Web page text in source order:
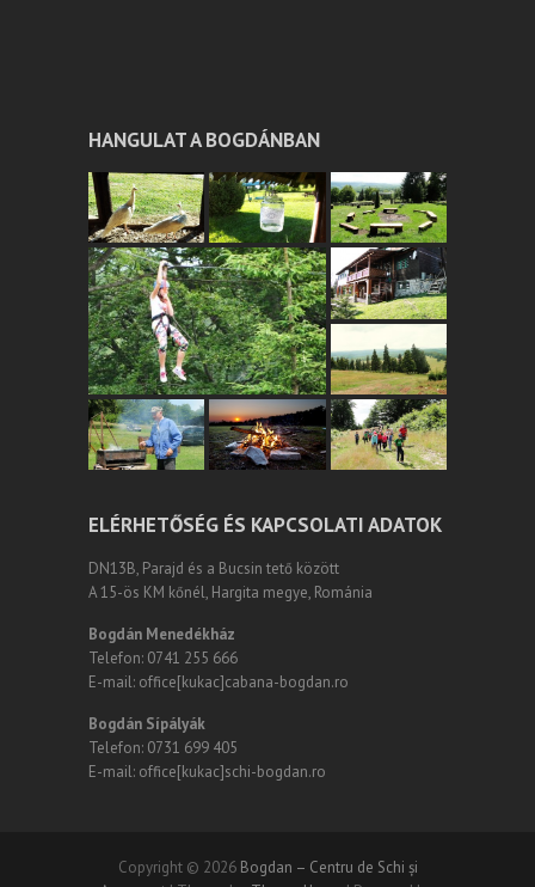
HANGULAT A BOGDÁNBAN
ELÉRHETŐSÉG ÉS KAPCSOLATI ADATOK
DN13B, Parajd és a Bucsin tető között
A 15-ös KM kőnél, Hargita megye, Románia
Bogdán Menedékház
Telefon: 0741 255 666
E-mail: office[kukac]cabana-bogdan.ro
Bogdán Sípályák
Telefon: 0731 699 405
E-mail: office[kukac]schi-bogdan.ro
Copyright © 2026 Bogdan – Centru de Schi și